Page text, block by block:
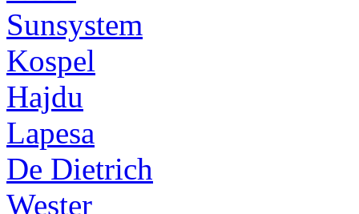
Sunsystem
Kospel
Hajdu
Lapesa
De Dietrich
Wester